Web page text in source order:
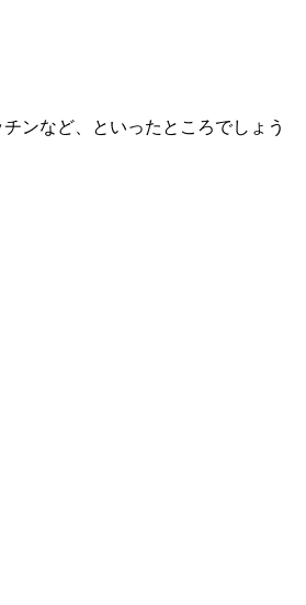
ンなど、といったところでしょう